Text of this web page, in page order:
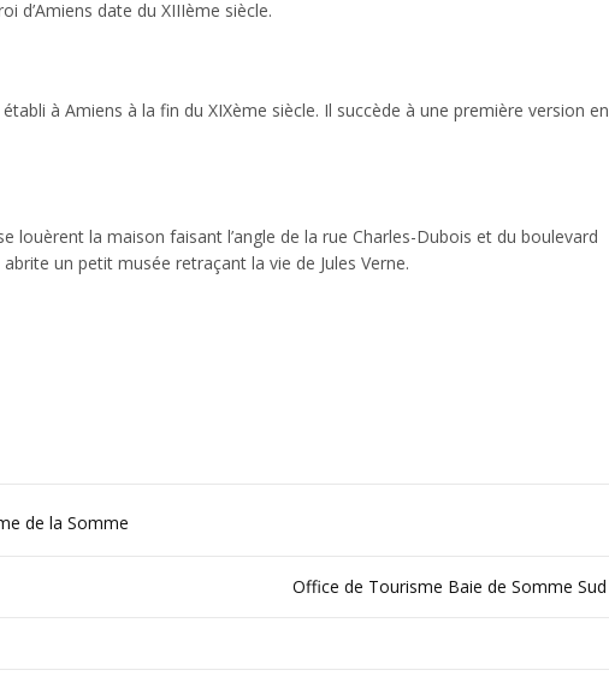
d’Amiens date du XIIIème siècle.
à Amiens à la fin du XIXème siècle. Il succède à une première version en
louèrent la maison faisant l’angle de la rue Charles-Dubois et du boulevard
un petit musée retraçant la vie de Jules Verne.
de la Somme
Office de Tourisme Baie de Somme Sud